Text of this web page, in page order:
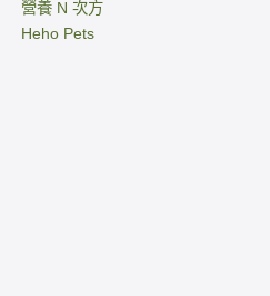
營養 N 次方
Heho Pets